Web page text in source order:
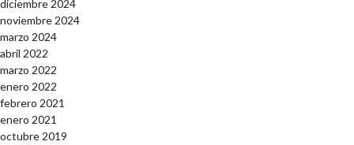
diciembre 2024
noviembre 2024
marzo 2024
abril 2022
marzo 2022
enero 2022
febrero 2021
enero 2021
octubre 2019